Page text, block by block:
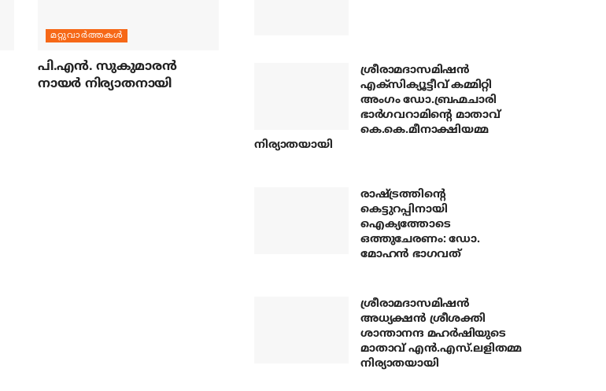
മറ്റുവാര്‍ത്തകള്‍
പി.എന്‍. സുകുമാരന്‍
നായര്‍ നിര്യാതനായി
ശ്രീരാമദാസമിഷന്‍
എക്‌സിക്യൂട്ടീവ് കമ്മിറ്റി
അംഗം ഡോ.ബ്രഹ്മചാരി
ഭാര്‍ഗവറാമിന്റെ മാതാവ്
കെ.കെ.മീനാക്ഷിയമ്മ
നിര്യാതയായി
രാഷ്ട്രത്തിന്റെ
കെട്ടുറപ്പിനായി
ഐക്യത്തോടെ
ഒത്തുചേരണം: ഡോ.
മോഹന്‍ ഭാഗവത്
ശ്രീരാമദാസമിഷന്‍
അധ്യക്ഷന്‍ ശ്രീശക്തി
ശാന്താനന്ദ മഹര്‍ഷിയുടെ
മാതാവ് എന്‍.എസ്.ലളിതമ്മ
നിര്യാതയായി